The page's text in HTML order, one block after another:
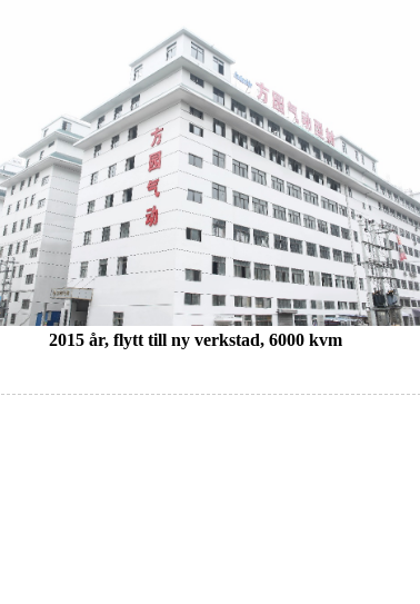
2015 år, flytt till ny verkstad, 6000 kvm